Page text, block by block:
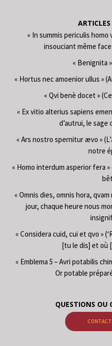
« In summis periculis homo
insouciant même
« Benignita
« Hortus nec amoenior ullus »
« Qvi benè docet »
« Ex vitio alterius sapiens
d’autrui, le sage
« Ars nostro spernitur ævo »
notre
« Homo interdum asperior fera
« Omnis dies, omnis hora,
jour, chaque heure nous
« Considera cuid, cui et qvo »
[tu le dis] et où
« Emblema 5 – Avri potabilis
Or potable
QUESTIONS OU